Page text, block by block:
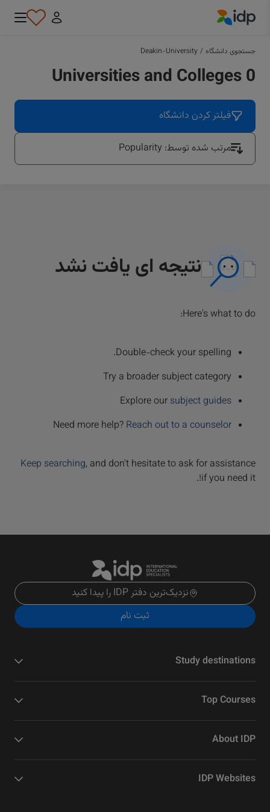
جستجوی دانشگاه /
Deakin-University
0 Universities and Colleges
فیلتر کردن دانشگاه
مرتب شده توسط: Popularity
نتیجه ای یافت نشد
Here's what to do:
Double-check your spelling.
Try a broader subject category
Explore our subject guides
Need more help? Reach out to a counselor
Keep searching, and don't hesitate to ask for assistance
if you need it!.
نزدیک‌ترین دفتر IDP را پیدا کنید
ثبت نام
Study destinations
Top Courses
About IDP
IDP Websites